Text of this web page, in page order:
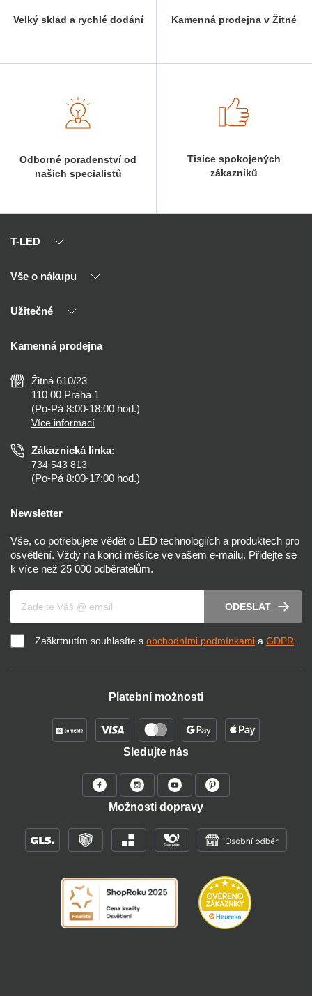
Velký sklad a rychlé dodání Kamenná prodejna v Žitné
Odborné poradenství od
našich specialistů
Tisíce spokojených
zákazníků
T-LED
O nás
Kontakty
Vše o nákupu
Výhody T-LED
Montáž
Nejčastější dotazy
Než koupíte
Osvětlení dle místnosti
Užitečné
Reklamace a vrácení
Zásady ochrany soukromí
Nastavení cookies
Prohlášení o přístupnosti
Kamenná prodejna
Žitná 610/23
110 00 Praha 1
(Po-Pá 8:00-18:00 hod.)
Více informací
Zákaznická linka:
734 543 813
(Po-Pá 8:00-17:00 hod.)
Newsletter
Vše, co potřebujete vědět o LED technologiích a produktech pro
osvětlení. Vždy na konci měsíce ve vašem e-mailu. Přidejte se
k více než 25 000 odběratelům.
ODESLAT
Zaškrtnutím souhlasíte s obchodními podmínkami a GDPR.
Platební možnosti
Sledujte nás
Možnosti dopravy